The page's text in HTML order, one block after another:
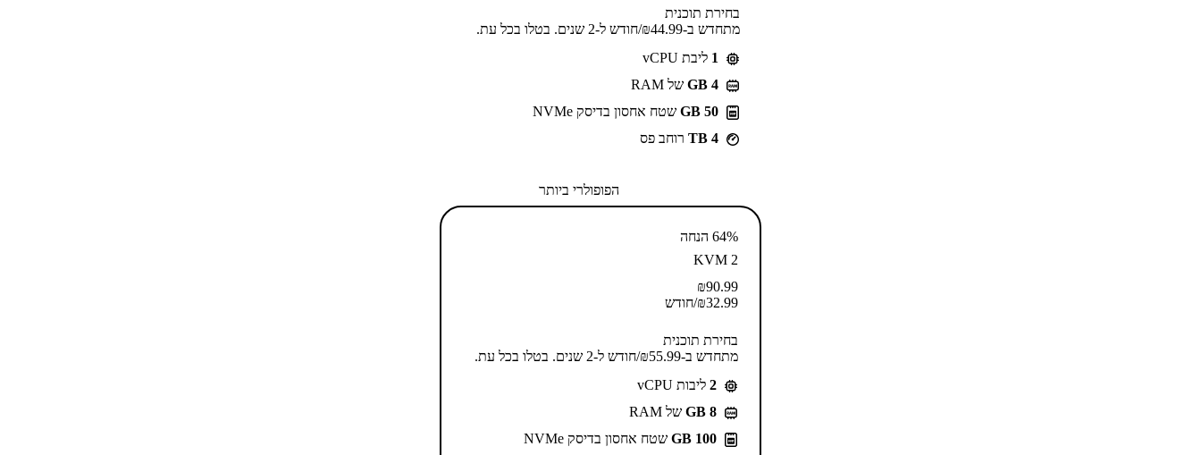
בחירת תוכנית
מתחדש ב-⁦44.99⁩₪/חודש ל-2 שנים. בטלו בכל עת.
1 ליבת vCPU
GB 4 של RAM
50 GB
שטח אחסון בדיסק NVMe
4 TB
רוחב פס
הפופולרי ביותר
64% הנחה
KVM 2
90.99
₪
32.99
₪/חודש
בחירת תוכנית
מתחדש ב-⁦55.99⁩₪/חודש ל-2 שנים. בטלו בכל עת.
2 ליבות vCPU
GB 8 של RAM
100 GB
שטח אחסון בדיסק NVMe